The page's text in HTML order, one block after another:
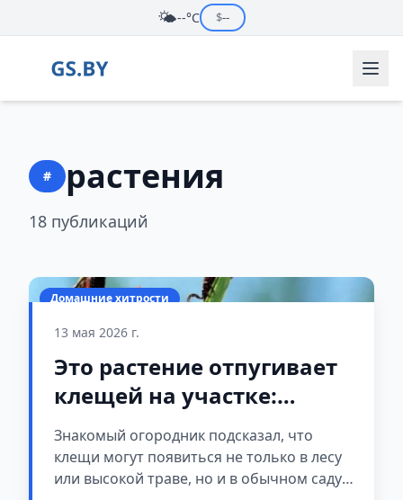
🌤️--°C $--
# растения
18 публикаций
Домашние хитрости
13 мая 2026 г.
Это растение отпугивает
клещей на участке:
знакомый огородник
подсказал, где его
посадить
Знакомый огородник подсказал, что
клещи могут появиться не только в лесу
или высокой траве, но и в обычном саду.